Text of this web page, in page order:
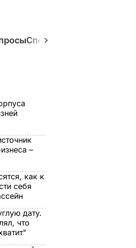
Спецпроекты
–
как к
себя
дату.
что